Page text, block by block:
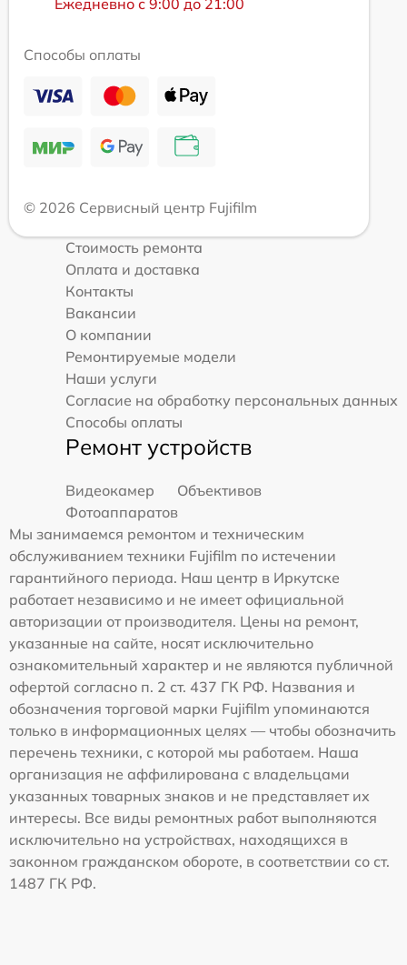
Способы оплаты
© 2026 Сервисный центр Fujifilm
Стоимость ремонта
Оплата и доставка
Контакты
Вакансии
О компании
Ремонтируемые модели
Наши услуги
Согласие на обработку персональных данных
Способы оплаты
Ремонт устройств
Видеокамер
Объективов
Фотоаппаратов
Мы занимаемся ремонтом и техническим
обслуживанием техники Fujifilm по истечении
гарантийного периода. Наш центр в Иркутске
работает независимо и не имеет официальной
авторизации от производителя. Цены на ремонт,
указанные на сайте, носят исключительно
ознакомительный характер и не являются публичной
офертой согласно п. 2 ст. 437 ГК РФ. Названия и
обозначения торговой марки Fujifilm упоминаются
только в информационных целях — чтобы обозначить
перечень техники, с которой мы работаем. Наша
организация не аффилирована с владельцами
указанных товарных знаков и не представляет их
интересы. Все виды ремонтных работ выполняются
исключительно на устройствах, находящихся в
законном гражданском обороте, в соответствии со ст.
1487 ГК РФ.